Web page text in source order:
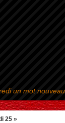
Aller au
25 »
un mot